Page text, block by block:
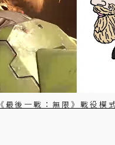
《最後一戰：無限》戰役模